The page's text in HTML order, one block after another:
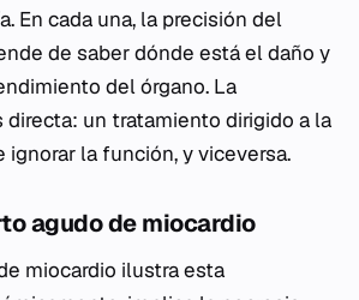
En cada una, la precisión del
de saber dónde está el daño y
del órgano. La
un tratamiento dirigido a la
la función, y viceversa.
agudo de miocardio
miocardio ilustra esta